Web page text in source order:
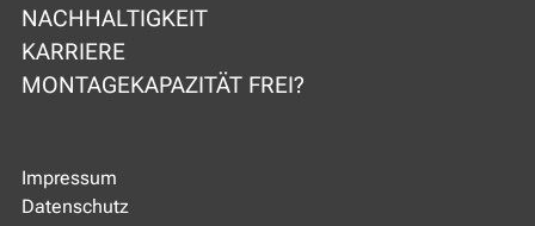
NACHHALTIGKEIT
KARRIERE
MONTAGEKAPAZITÄT FREI?
Impressum
Datenschutz